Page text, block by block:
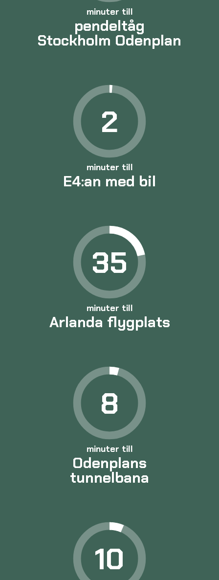
minuter till
pendeltåg
Stockholm Odenplan
2
minuter till
E4:an med bil
35
minuter till
Arlanda flygplats
8
minuter till
Odenplans
tunnelbana
10